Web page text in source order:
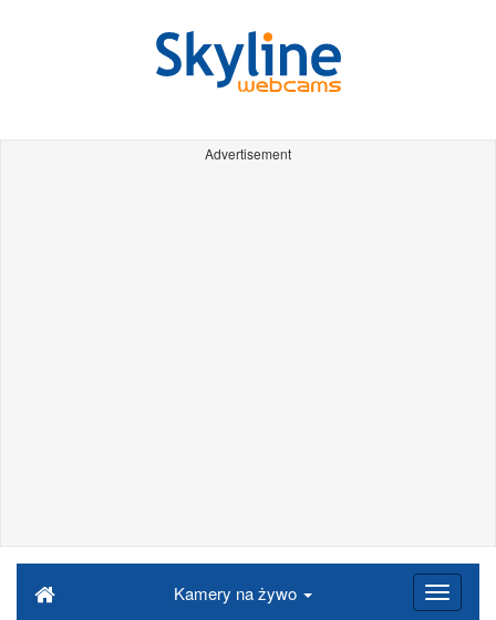
Advertisement
Kamery na żywo